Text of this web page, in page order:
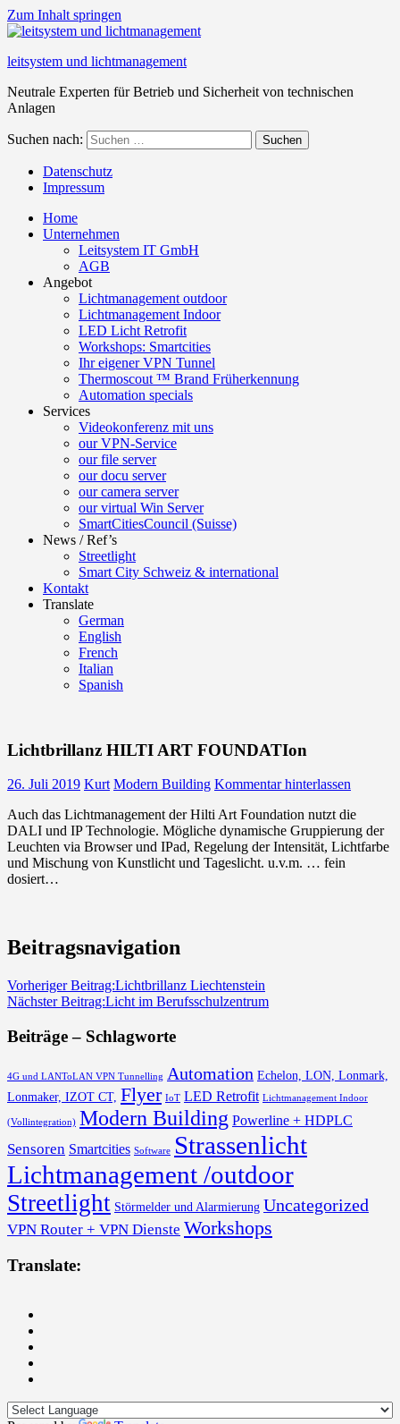
Zum Inhalt springen
leitsystem und lichtmanagement
Neutrale Experten für Betrieb und Sicherheit von technischen
Anlagen
Suchen nach: Suchen
Datenschutz
Impressum
Home
Unternehmen
Leitsystem IT GmbH
AGB
Angebot
Lichtmanagement outdoor
Lichtmanagement Indoor
LED Licht Retrofit
Workshops: Smartcities
Ihr eigener VPN Tunnel
Thermoscout ™ Brand Früherkennung
Automation specials
Services
Videokonferenz mit uns
our VPN-Service
our file server
our docu server
our camera server
our virtual Win Server
SmartCitiesCouncil (Suisse)
News / Ref’s
Streetlight
Smart City Schweiz & international
Kontakt
Translate
German
English
French
Italian
Spanish
Lichtbrillanz HILTI ART FOUNDATIon
26. Juli 2019 Kurt Modern Building Kommentar hinterlassen
Auch das Lichtmanagement der Hilti Art Foundation nutzt die
DALI und IP Technologie. Mögliche dynamische Gruppierung der
Leuchten via Browser und IPad, Regelung der Intensität, Lichtfarbe
und Mischung von Kunstlicht und Tageslicht. u.v.m. … fein
dosiert…
Beitragsnavigation
Vorheriger Beitrag:Lichtbrillanz Liechtenstein
Nächster Beitrag:Licht im Berufsschulzentrum
Beiträge – Schlagworte
4G und LANToLAN VPN Tunnelling Automation Echelon, LON, Lonmark,
Lonmaker, IZOT CT, Flyer IoT LED Retrofit Lichtmanagement Indoor
(Vollintegration) Modern Building Powerline + HDPLC
Sensoren Smartcities Software Strassenlicht
Lichtmanagement /outdoor
Streetlight Störmelder und Alarmierung Uncategorized
VPN Router + VPN Dienste Workshops
Translate: